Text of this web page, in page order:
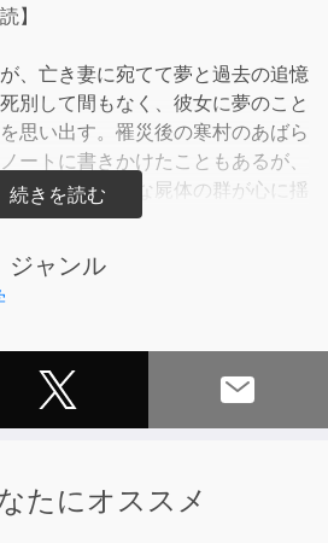
】
、亡き妻に宛てて夢と過去の追憶
別して間もなく、彼女に夢のこと
思い出す。罹災後の寒村のあばら
ートに書きかけたこともあるが、
た無数の奇怪な屍体の群が心に揺
なかった。あれらは「死」ではな
ジャンル
たにオススメ